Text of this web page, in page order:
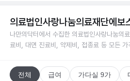
의료법인사랑나눔의료재단에보
나만의닥터에서 수집한 의료법인사랑나눔의
료비, 대면 진료비, 약제비, 접종료 등 모든 가
전체 급여 가다실 9가